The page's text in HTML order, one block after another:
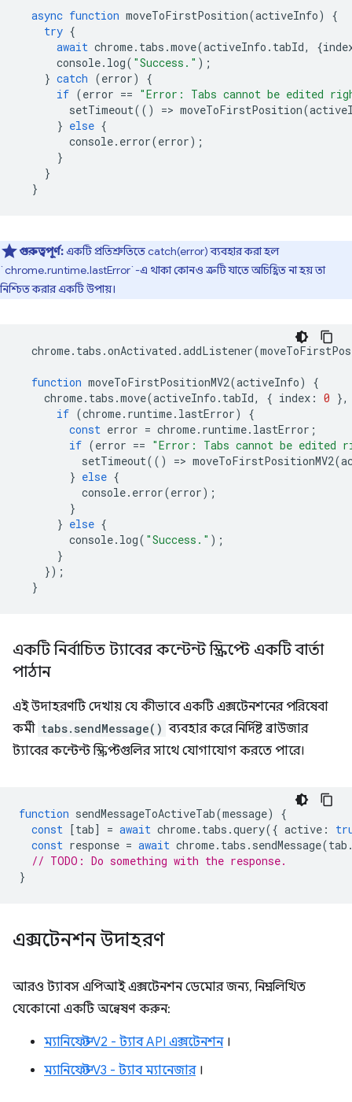
async function moveToFirstPosition(activeInfo)
{
try {
await chrome. tabs .move(activeInfo . tabId, {
console. log( "Success." );
} catch (error)
{
if (error == "Error: Tabs cannot be edited
setTimeout(() => moveToFirstPosition(
} else {
console. error(error);
}
}
}
গুরুত্বপূর্ণ:একটি প্রতিশ্রুতিতে catch(error) ব্যবহার করা হল
`chrome.runtime.lastError`-এ থাকা কোনও ত্রুটি যাতে অচিহ্নিত না হয় তা
নিশ্চিত করার একটি উপায়।
chrome. tabs .onActivated .addListener(
function moveToFirstPositionMV2(activeInfo)
{
chrome. tabs .move(activeInfo . tabId, { index : 0 },
if (chrome. runtime. lastError)
{
const error = chrome. runtime. lastError ;
if (error == "Error: Tabs cannot be edited
setTimeout(() => moveToFirstPositionMV2(
} else {
console. error(error);
}
} else {
console. log( "Success." );
}
});
}
একটি নির্বাচিত ট্যাবের কন্টেন্ট স্ক্রিপ্টে একটি বার্তা
পাঠান
এই উদাহরণটি দেখায় যে কীভাবে একটি এক্সটেনশনের পরিষেবা
কর্মী tabs.sendMessage() ব্যবহার করে নির্দিষ্ট ব্রাউজার
ট্যাবের কন্টেন্ট স্ক্রিপ্টগুলির সাথে যোগাযোগ করতে পারে।
function sendMessageToActiveTab(message)
{
const [tab] = await chrome. tabs .query({ active :
const response = await chrome. tabs . sendMessage(tab
// TODO: Do something with the response.
}
এক্সটেনশন উদাহরণ
আরও ট্যাবস এপিআই এক্সটেনশন ডেমোর জন্য, নিম্নলিখিত
যেকোনো একটি অন্বেষণ করুন:
ম্যানিফেস্ট V2 - ট্যাব API এক্সটেনশন।
ম্যানিফেস্ট V3 - ট্যাব ম্যানেজার।